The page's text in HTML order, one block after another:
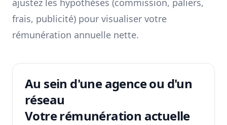
ajustez les hypothèses (commission, paliers,
frais, publicité) pour visualiser votre
rémunération annuelle nette.
Au sein d'une agence ou d'un
réseau
Votre rémunération actuelle